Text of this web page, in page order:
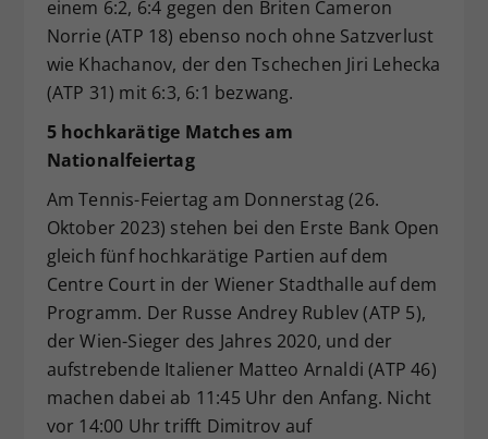
einem 6:2, 6:4 gegen den Briten Cameron
Norrie (ATP 18) ebenso noch ohne Satzverlust
wie Khachanov, der den Tschechen Jiri Lehecka
(ATP 31) mit 6:3, 6:1 bezwang.
5 hochkarätige Matches am
Nationalfeiertag
Am Tennis-Feiertag am Donnerstag (26.
Oktober 2023) stehen bei den Erste Bank Open
gleich fünf hochkarätige Partien auf dem
Centre Court in der Wiener Stadthalle auf dem
Programm. Der Russe Andrey Rublev (ATP 5),
der Wien-Sieger des Jahres 2020, und der
aufstrebende Italiener Matteo Arnaldi (ATP 46)
machen dabei ab 11:45 Uhr den Anfang. Nicht
vor 14:00 Uhr trifft Dimitrov auf